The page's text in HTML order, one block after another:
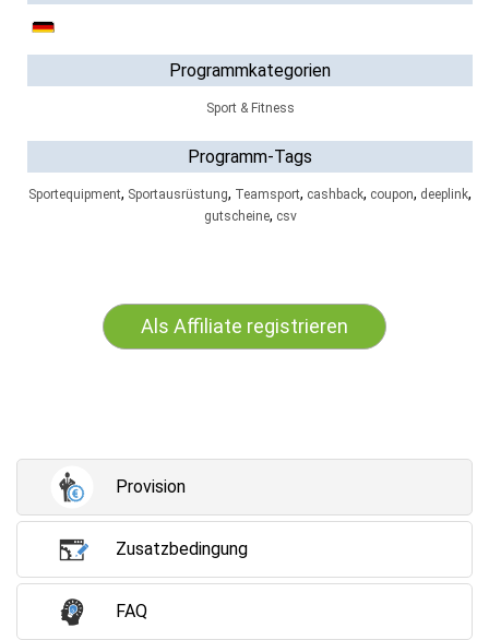
Programmkategorien
Sport & Fitness
Programm-Tags
Sportequipment, Sportausrüstung, Teamsport, cashback, coupon, deeplink,
gutscheine, csv
Als Affiliate registrieren
Provision
Zusatzbedingung
FAQ